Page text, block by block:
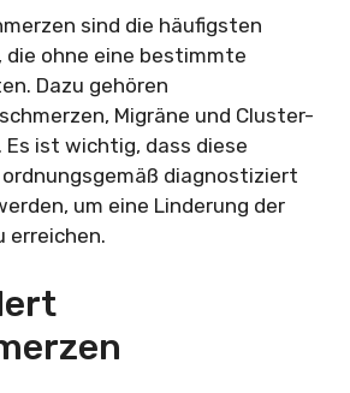
sind die häufigsten
die ohne eine bestimmte
Dazu gehören
Migräne und Cluster-
Es ist wichtig, dass diese
diagnostiziert
um eine Linderung der
erreichen.